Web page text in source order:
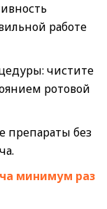
работе
чистите
ротовой
препараты без
минимум раз